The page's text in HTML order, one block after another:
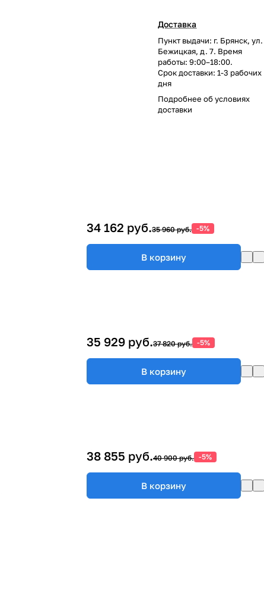
Доставка
Пункт выдачи: г. Брянск, ул.
Бежицкая, д. 7. Время
работы: 9:00–18:00.
Срок доставки: 1-3 рабочих
дня
Подробнее обусловиях
доставки
34 162 руб.35 960 руб. -5%
В корзину
35 929 руб.37 820 руб. -5%
В корзину
38 855 руб.40 900 руб. -5%
В корзину